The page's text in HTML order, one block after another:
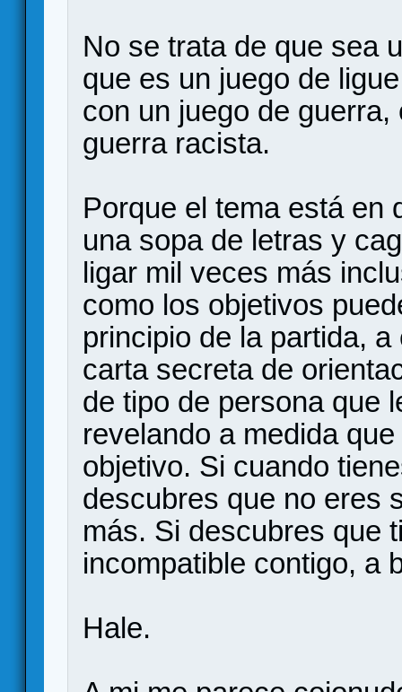
No se trata de que sea
que es un juego de
con un juego de
guerra racista.
Porque el tema está en
una sopa de letras y
ligar mil veces más
como los objetivos
principio de la partida,
carta secreta de
de tipo de persona que
revelando a medida
objetivo. Si cuando
descubres que no eres
más. Si descubres que
incompatible contigo, a
Hale.